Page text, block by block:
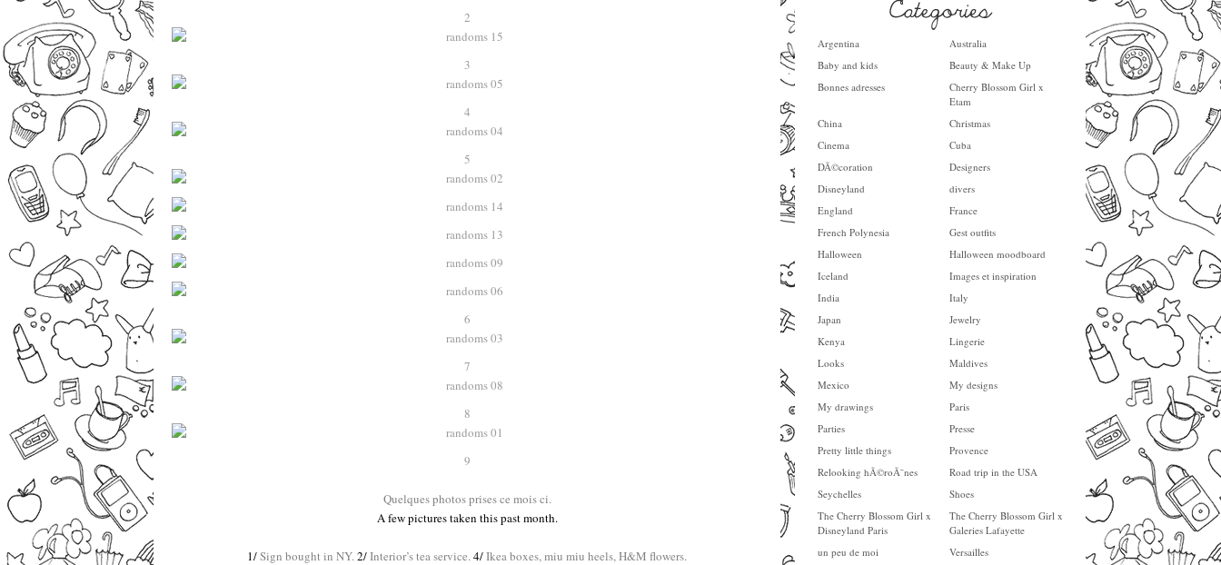
Argentina
Australia
Baby and kids
Beauty & Make Up
Bonnes adresses
Cherry Blossom Girl x
Etam
China
Christmas
Cinema
Cuba
DÃ©coration
Designers
Disneyland
divers
England
France
French Polynesia
Gest outfits
Halloween
Halloween moodboard
Iceland
Images et inspiration
India
Italy
Japan
Jewelry
Kenya
Lingerie
Looks
Maldives
Mexico
My designs
My drawings
Paris
Parties
Presse
Pretty little things
Provence
Relooking hÃ©roÃ¯nes
Road trip in the USA
Seychelles
Shoes
The Cherry Blossom Girl x
Disneyland Paris
The Cherry Blossom Girl x
Galeries Lafayette
un peu de moi
Versailles
2
3
4
5
6
7
8
9
Quelques photos prises ce mois ci.
A few pictures taken this past month.
1/Sign bought in NY.2/Interior’s tea service.4/Ikea boxes, miu miu heels, H&M flowers.